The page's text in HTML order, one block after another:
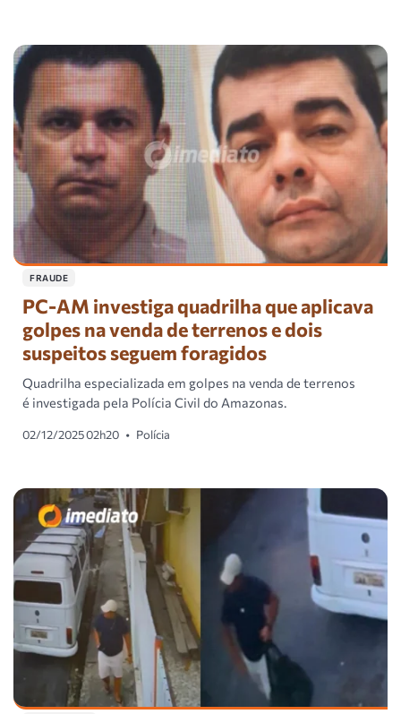
FRAUDE
PC-AM investiga quadrilha que aplicava
golpes na venda de terrenos e dois
suspeitos seguem foragidos
Quadrilha especializada em golpes na venda de terrenos
é investigada pela Polícia Civil do Amazonas.
02/12/2025 02h20 • Polícia